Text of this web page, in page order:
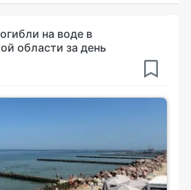
на воде в
области за день